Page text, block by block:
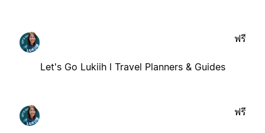
Let's Go Lukiih l Travel Planners & Guides
ฟรี
ฟรี